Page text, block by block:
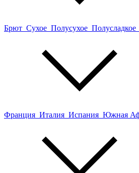
Брют Сухое Полусухое Полусладкое
Франция Италия Испания Южная